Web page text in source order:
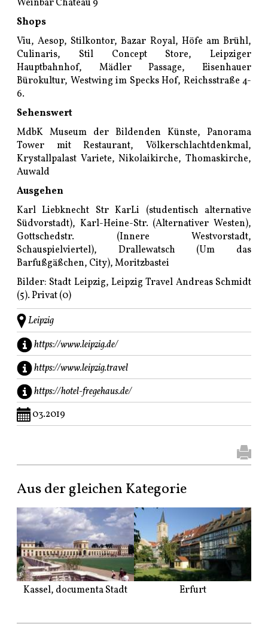
Weinbar Chateau 9
Shops
Viu, Aesop, Stilkontor, Bazar Royal, Höfe am Brühl,
Culinaris, Stil Concept Store, Leipziger
Hauptbahnhof, Mädler Passage, Eisenhauer
Bürokultur, Westwing im Specks Hof, Reichsstraße 4-
6.
Sehenswert
MdbK Museum der Bildenden Künste, Panorama
Tower mit Restaurant, Völkerschlachtdenkmal,
Krystallpalast Variete, Nikolaikirche, Thomaskirche,
Auwald
Ausgehen
Karl Liebknecht Str KarLi (studentisch alternative
Südvorstadt), Karl-Heine-Str. (Alternativer Westen),
Gottschedstr. (Innere Westvorstadt,
Schauspielviertel), Drallewatsch (Um das
Barfußgäßchen, City),Moritzbastei
Bilder: Stadt Leipzig, Leipzig Travel Andreas Schmidt
(5). Privat (0)
Leipzig
https://www.leipzig.de/
https://www.leipzig.travel
https://hotel-fregehaus.de/
03.2019
Aus der gleichen Kategorie
Kassel, documenta Stadt Erfurt